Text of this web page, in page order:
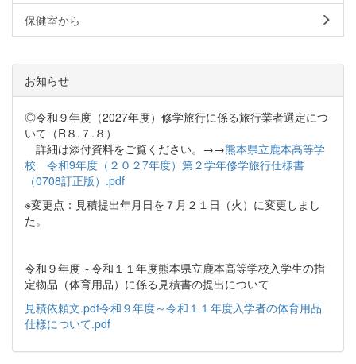
保健室から
お知らせ
◎令和９年度（2027年度）修学旅行に係る旅行業者選定につ
いて（R８.７.８）
詳細は添付資料をご覧ください。→→熊本県立鹿本高等学
校 令和9年度（２０２7年度）第２学年修学旅行仕様書
（0708訂正版）.pdf
※変更点：見積提出年月日を７月２１日（火）に変更しまし
た。
令和９年度～令和１１年度熊本県立鹿本高等学校入学生の指
定物品（体育用品）に係る見積書の提出について
見積依頼文.pdf令和９年度～令和１１年度入学者の体育用品
仕様について.pdf